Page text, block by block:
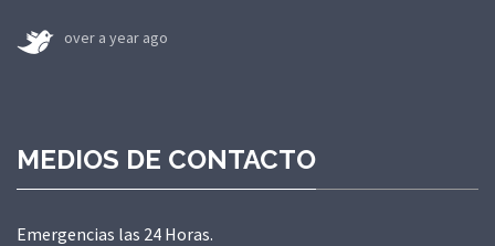
over a year ago
MEDIOS DE CONTACTO
Emergencias las 24 Horas.